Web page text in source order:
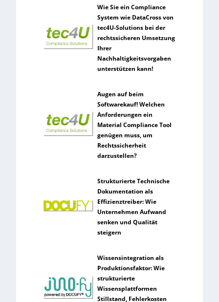
Wie Sie ein Compliance
System wie DataCross von
tec4U-Solutions bei der
rechtssicheren Umsetzung
Ihrer
Nachhaltigkeitsvorgaben
unterstützen kann!
Augen auf beim
Softwarekauf! Welchen
Anforderungen ein
Material Compliance Tool
genügen muss, um
Rechtssicherheit
darzustellen?
Strukturierte Technische
Dokumentation als
Effizienztreiber: Wie
Unternehmen Aufwand
senken und Qualität
steigern
Wissensintegration als
Produktionsfaktor: Wie
strukturierte
Wissensplattformen
Stillstand, Fehlerkosten